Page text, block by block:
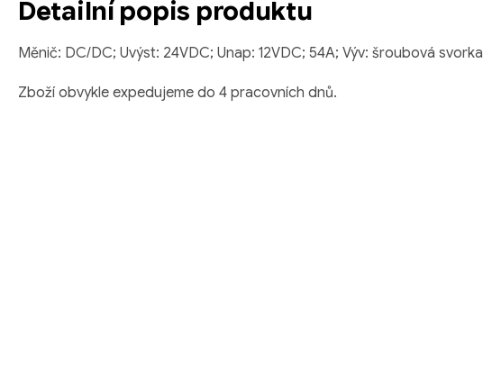
Detailní popis produktu
Měnič: DC/DC; Uvýst: 24VDC; Unap: 12VDC; 54A; Výv: šroubová svorka
Zboží obvykle expedujeme do 4 pracovních dnů.